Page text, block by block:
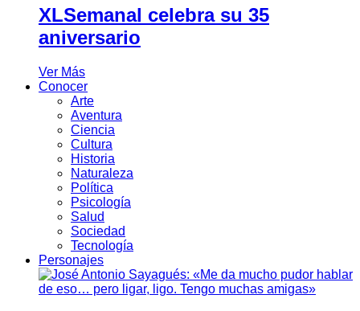
XLSemanal celebra su 35
aniversario
Ver Más
Conocer
Arte
Aventura
Ciencia
Cultura
Historia
Naturaleza
Política
Psicología
Salud
Sociedad
Tecnología
Personajes